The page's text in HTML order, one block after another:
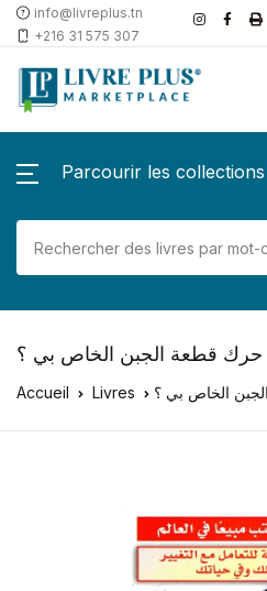
info@livreplus.tn
+216 31 575 307
Parcourir les collections
حرك قطعة الجبن الخاص بي ؟
Accueil Livres الخاص بي ؟